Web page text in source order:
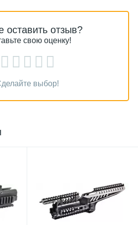
оставить отзыв?
свою оценку!
выбор!